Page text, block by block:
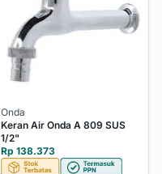
Onda
Keran Air Onda A 809 SUS
1/2"
Rp 138.373